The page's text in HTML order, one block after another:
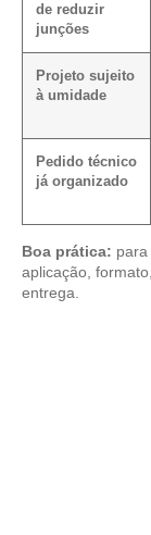
de reduzir
junções
Projeto sujeito
à umidade
Pedido técnico
já organizado
Boa prática:
aplicação,
entrega.